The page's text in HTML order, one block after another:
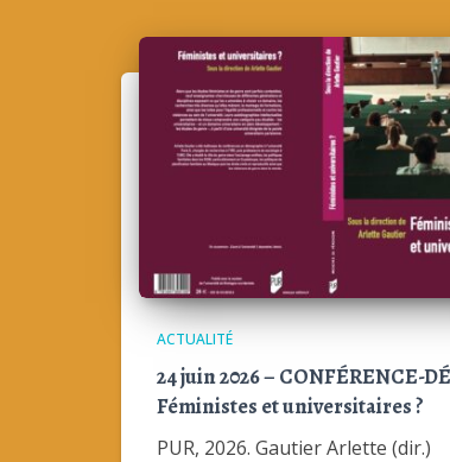
ACTUALITÉ
24 juin 2026 – CONFÉRENCE-
Féministes et universitaires ?
PUR, 2026. Gautier Arlette (dir.)